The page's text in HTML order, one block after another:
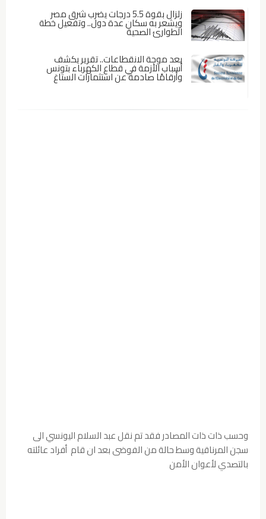
زلزال بقوة 5.5 درجات يضرب شرق مصر
ويشعر به سكان عدة دول.. وتفعيل خطة
الطوارئ الصحية
بعد موجة الانقطاعات.. تقرير يكشف
أسباب الأزمة في قطاع الكهرباء بتونس
وأرقامًا صادمة عن استثمارات الستاغ
وحسب ذات ذات المصادر فقد تم نقل عبد السلام اليونسي الى
سجن المرناقية وسط حالة من الفوضى بعد ان قام أفراد عائلته
بالتصدي لأعوان الأمن